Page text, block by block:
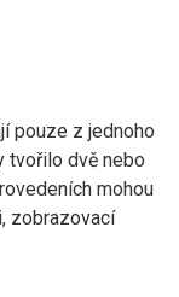
pouze z jednoho
tvořilo dvě nebo
mohou
zobrazovací